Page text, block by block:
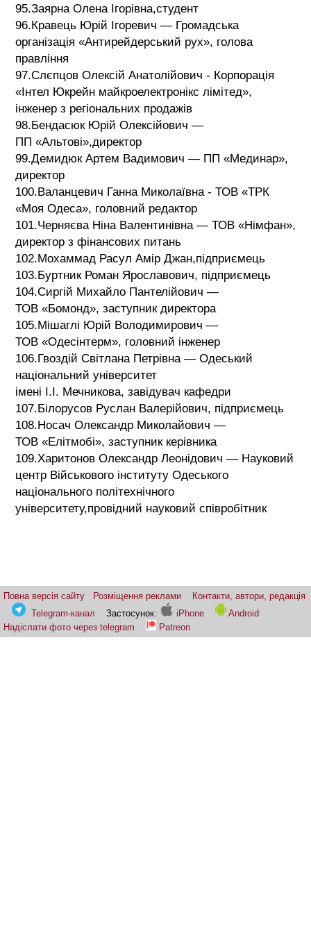
95.Заярна Олена Ігорівна,студент
96.Кравець Юрій Ігоревич — Громадська
організація «Антирейдерський рух», голова
правління
97.Слєпцов Олексій Анатолійович - Корпорація
«Інтел Юкрейн майкроелектронікс лімітед»,
інженер з регіональних продажів
98.Бендасюк Юрій Олексійович —
ПП «Альтові»,директор
99.Демидюк Артем Вадимович — ПП «Мединар»,
директор
100.Валанцевич Ганна Миколаївна - ТОВ «ТРК
«Моя Одеса», головний редактор
101.Черняєва Ніна Валентинівна — ТОВ «Німфан»,
директор з фінансових питань
102.Мохаммад Расул Амір Джан,підприємець
103.Буртник Роман Ярославович, підприємець
104.Сиргій Михайло Пантелійович —
ТОВ «Бомонд», заступник директора
105.Мішаглі Юрій Володимирович —
ТОВ «Одесінтерм», головний інженер
106.Гвоздій Світлана Петрівна — Одеський
національний університет
імені І.І. Мечникова, завідувач кафедри
107.Білорусов Руслан Валерійович, підприємець
108.Носач Олександр Миколайович —
ТОВ «Елітмобі», заступник керівника
109.Харитонов Олександр Леонідович — Науковий
центр Військового інституту Одеського
національного політехнічного
університету,провідний науковий співробітник
Повна версія сайту Розміщення реклами
Контакти, автори, редакція
Telegram-канал
Застосунок: iPhone
Android
Надіслати фото через telegram
Patreon